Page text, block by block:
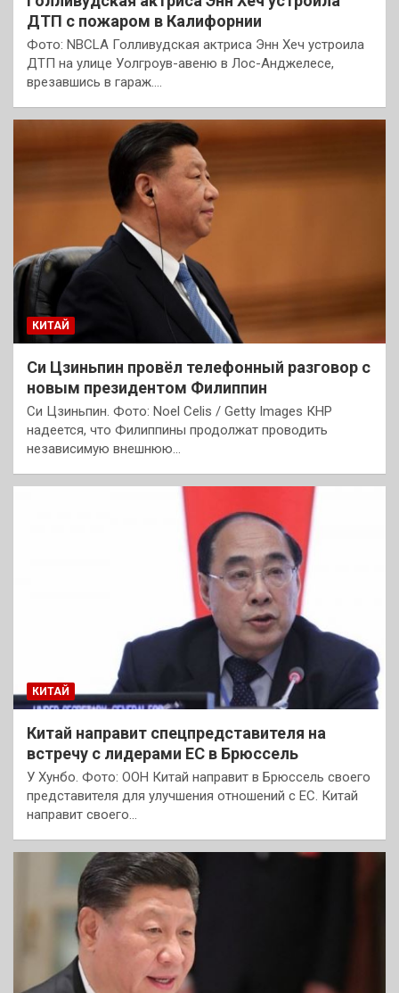
ДТП с пожаром в Калифорнии
Фото: NBCLA Голливудская актриса Энн Хеч устроила
ДТП на улице Уолгроув-авеню в Лос-Анджелесе,
врезавшись в гараж.…
КИТАЙ
Си Цзиньпин провёл телефонный разговор с
новым президентом Филиппин
Си Цзиньпин. Фото: Noel Celis / Getty Images КНР
надеется, что Филиппины продолжат проводить
независимую внешнюю…
КИТАЙ
Китай направит спецпредставителя на
встречу с лидерами ЕС в Брюссель
У Хунбо. Фото: ООН Китай направит в Брюссель своего
представителя для улучшения отношений с ЕС. Китай
направит своего…